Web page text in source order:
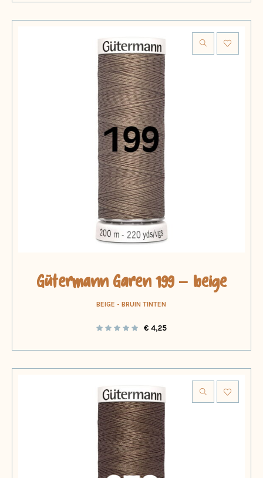
Gütermann Garen 199 – beige
BEIGE - BRUIN TINTEN
€ 4,25